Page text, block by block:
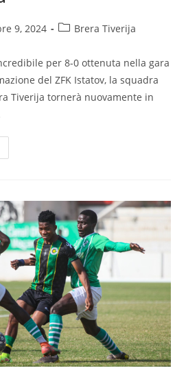
9, 2024 Brera Tiverija
per 8-0 ottenuta nella gara
del ZFK Istatov, la squadra
Tiverija tornerà nuovamente in